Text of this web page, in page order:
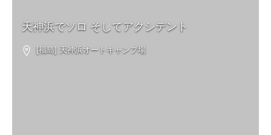
天神浜でソロ そしてアクシデント
[福島] 天神浜オートキャンプ場